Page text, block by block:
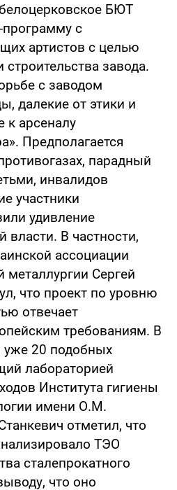
БЮТ
программу с
артистов с целью
завода.
с заводом
далекие от этики и
к арсеналу
Предполагается
парадный
инвалидов
участники
удивление
власти. В частности,
ассоциации
металлургии Сергей
что проект по уровню
отвечает
требованиям. В
уже 20 подобных
лабораторией
Института гигиены
имени О.М.
отметил, что
ТЭО
сталепрокатного
что оно